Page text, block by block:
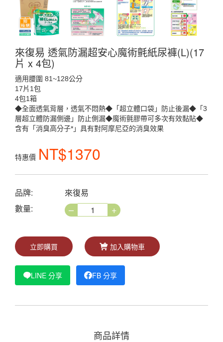
來復易 透氣防漏超安心魔術氈紙尿褲(L)(17
片 x 4包)
適用腰圍 81~128公分
17片1包
4包1箱
◆全面透氣背層，透氣不悶熱◆「超立體口袋」防止後漏◆「3
層超立體防漏側邊」防止側漏◆魔術氈膠帶可多次有效黏貼◆
含有「消臭高分子*」具有對阿摩尼亞的消臭效果
特惠價 NT$1370
品牌:
來復易
數量:
– +
立即購買 加入購物車
LINE 分享 FB 分享
商品詳情